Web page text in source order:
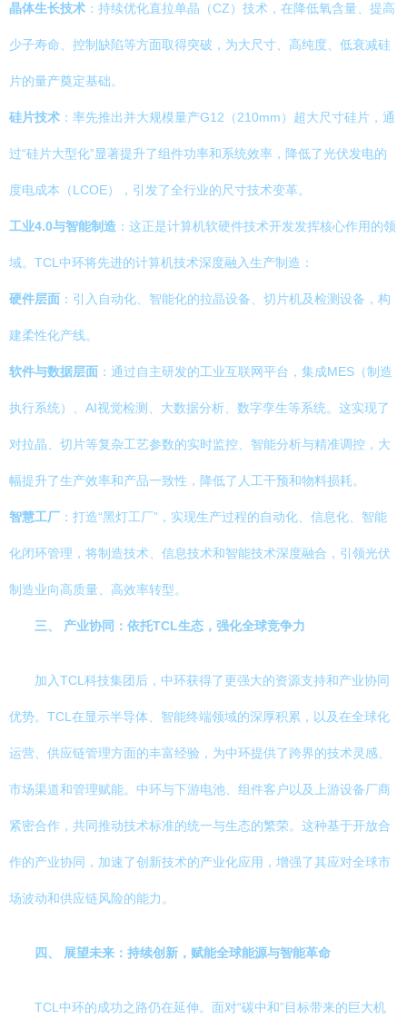
晶体生长技术 ：持续优化直拉单晶（CZ）技术，在降低氧含量、提高
少子寿命、控制缺陷等方面取得突破，为大尺寸、高纯度、低衰减硅
片的量产奠定基础。
硅片技术 ：率先推出并大规模量产G12（210mm）超大尺寸硅片，通
过“硅片大型化”显著提升了组件功率和系统效率，降低了光伏发电的
度电成本（LCOE），引发了全行业的尺寸技术变革。
工业4.0与智能制造 ：这正是计算机软硬件技术开发发挥核心作用的领
域。TCL中环将先进的计算机技术深度融入生产制造：
硬件层面 ：引入自动化、智能化的拉晶设备、切片机及检测设备，构
建柔性化产线。
软件与数据层面 ：通过自主研发的工业互联网平台，集成MES（制造
执行系统）、AI视觉检测、大数据分析、数字孪生等系统。这实现了
对拉晶、切片等复杂工艺参数的实时监控、智能分析与精准调控，大
幅提升了生产效率和产品一致性，降低了人工干预和物料损耗。
智慧工厂 ：打造“黑灯工厂”，实现生产过程的自动化、信息化、智能
化闭环管理，将制造技术、信息技术和智能技术深度融合，引领光伏
制造业向高质量、高效率转型。
三、 产业协同：依托TCL生态，强化全球竞争力
加入TCL科技集团后，中环获得了更强大的资源支持和产业协同
优势。TCL在显示半导体、智能终端领域的深厚积累，以及在全球化
运营、供应链管理方面的丰富经验，为中环提供了跨界的技术灵感、
市场渠道和管理赋能。中环与下游电池、组件客户以及上游设备厂商
紧密合作，共同推动技术标准的统一与生态的繁荣。这种基于开放合
作的产业协同，加速了创新技术的产业化应用，增强了其应对全球市
场波动和供应链风险的能力。
四、 展望未来：持续创新，赋能全球能源与智能革命
TCL中环的成功之路仍在延伸。面对“碳中和”目标带来的巨大机